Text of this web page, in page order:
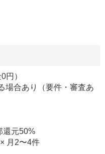
円）
場合あり（要件・審査あ
還元50%
月2〜4件